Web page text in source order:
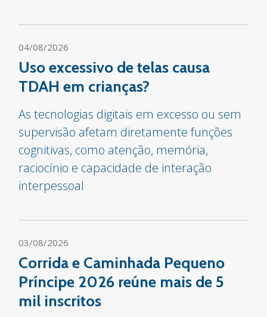
04/08/2026
Uso excessivo de telas causa
TDAH em crianças?
As tecnologias digitais em excesso ou sem
supervisão afetam diretamente funções
cognitivas, como atenção, memória,
raciocínio e capacidade de interação
interpessoal
03/08/2026
Corrida e Caminhada Pequeno
Príncipe 2026 reúne mais de 5
mil inscritos